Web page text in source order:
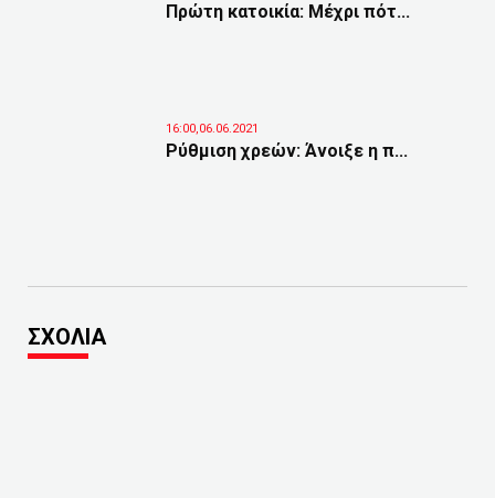
Πρώτη κατοικία: Μέχρι πότ...
16:00,06.06.2021
Ρύθμιση χρεών: Άνοιξε η π...
ΣΧΟΛΙΑ